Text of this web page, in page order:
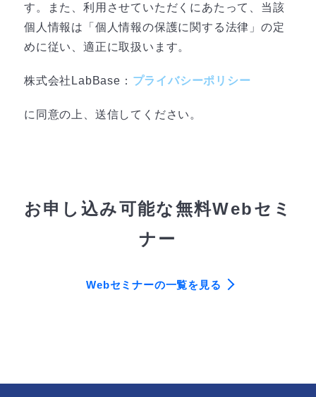
す。また、利用させていただくにあたって、当該
個人情報は「個人情報の保護に関する法律」の定
めに従い、適正に取扱います。
株式会社LabBase： プライバシーポリシー
に同意の上、送信してください。
お申し込み可能な無料Webセミ
ナー
Webセミナーの一覧を見る